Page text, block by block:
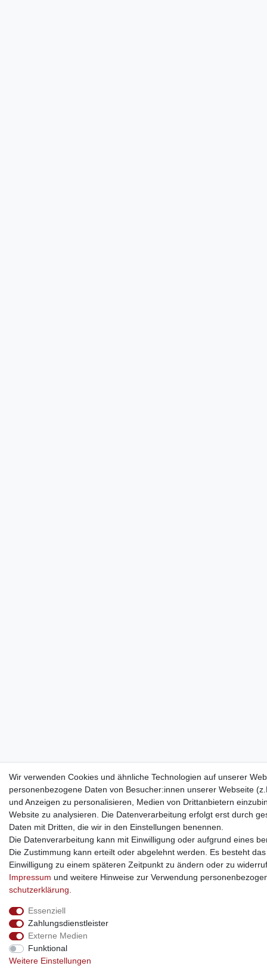
Wir verwenden Cookies und ähnliche Technologien auf unserer
personenbezogene Daten von Besucher:innen unserer Webseite
und Anzeigen zu personalisieren, Medien von Drittanbietern
Website zu analysieren. Die Datenverarbeitung erfolgt erst durch
Daten mit Dritten, die wir in den Einstellungen benennen.
Die Datenverarbeitung kann mit Einwilligung oder aufgrund eines
Die Zustimmung kann erteilt oder abgelehnt werden. Es besteht
Einwilligung zu einem späteren Zeitpunkt zu ändern oder zu
Impressum und weitere Hinweise zur Verwendung
schutz­erklärung
Essenziell
Zahlungsdienstleister
Externe Medien
Funktional
Weitere Einstellungen